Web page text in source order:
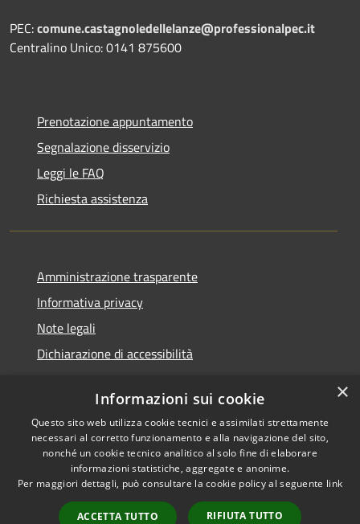
PEC:comune.castagnoledellelanze@professionalpec.it
Centralino Unico: 0141 875600
Prenotazione appuntamento
Segnalazione disservizio
Leggi le FAQ
Richiesta assistenza
Amministrazione trasparente
Informativa privacy
Note legali
Dichiarazione di accessibilità
RSS
Accessibilità
Cookie
Mappa del sito
Comune convenzionato
Astigov
Progetto|Convenzione|
Adesioni
×
Informazioni sui cookie
Questo sito web utilizza cookie tecnici e assimilati strettamente
necessari al corretto funzionamento e alla navigazione del sito,
nonché un cookie tecnico analitico al solo fine di elaborare
informazioni statistiche, aggregate e anonime.
Per maggiori dettagli, può consultare la cookie policy al seguente link
ACCETTA TUTTO RIFIUTA TUTTO